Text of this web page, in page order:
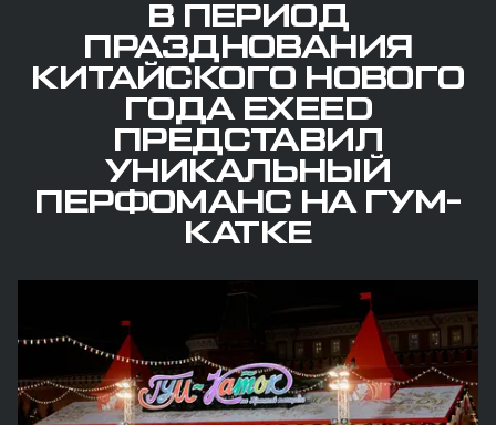
В ПЕРИОД
ПРАЗДНОВАНИЯ
КИТАЙСКОГО НОВОГО
ГОДА EXEED
ПРЕДСТАВИЛ
УНИКАЛЬНЫЙ
ПЕРФОМАНС НА ГУМ-
КАТКЕ